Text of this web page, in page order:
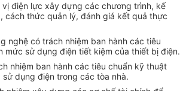
điện lực xây dựng các chương trình, kế
cách thức quản lý, đánh giá kết quả thực
nghệ có trách nhiệm ban hành các tiêu
mức sử dụng điện tiết kiệm của thiết bị điện.
nhiệm ban hành các tiêu chuẩn kỹ thuật
sử dụng điện trong các tòa nhà.